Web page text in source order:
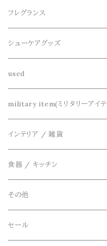
CountyComm(カウンティーコ
decka(デカ)
dros dro(ドロスドロ)
DETAIL(ディティール)
THE FLAVOR DESIGN(ザ フ
FOB FACTORY(エフオービーフ
Four Seasons Garage(FSG)
freewaters(フリーウォータース)
シャツ
カーディガン
サンダル
腕時計
キーアクセサリー
財布、コインケース、マネークリッ
鞄
ネックレス
フレグランス
シューケアグッズ
used
リメイク
アクセサリー
military item(ミリタリーアイ
インテリア / 雑貨
食器 / キッチン
その他
セール